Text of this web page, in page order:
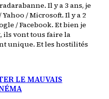
Il y a 3 ans, je
/ Microsoft. Il y a 2
/ Facebook. Et bien je
ils vont tous faire la
unique. Et les hostilités
LE MAUVAIS